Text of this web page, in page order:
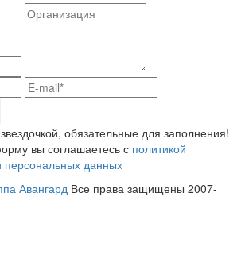
обязательные для заполнения!
вы соглашаетесь с политикой
персональных данных
Авангард Все права защищены 2007-